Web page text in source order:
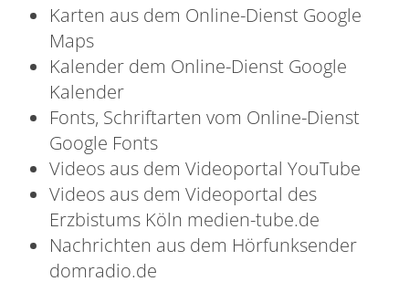
Karten aus dem Online-Dienst Google
Maps
Kalender dem Online-Dienst Google
Kalender
Fonts, Schriftarten vom Online-Dienst
Google Fonts
Videos aus dem Videoportal YouTube
Videos aus dem Videoportal des
Erzbistums Köln medien-tube.de
Nachrichten aus dem Hörfunksender
domradio.de